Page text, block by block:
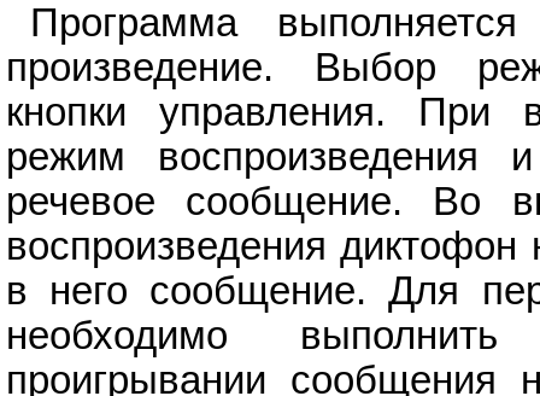
Программа
произведение. Выбор
кнопки управления. При
режим воспроизведения
речевое сообщение. Во
воспроизведения диктофон
в него сообщение. Для
необходимо
проигрывании сообщения